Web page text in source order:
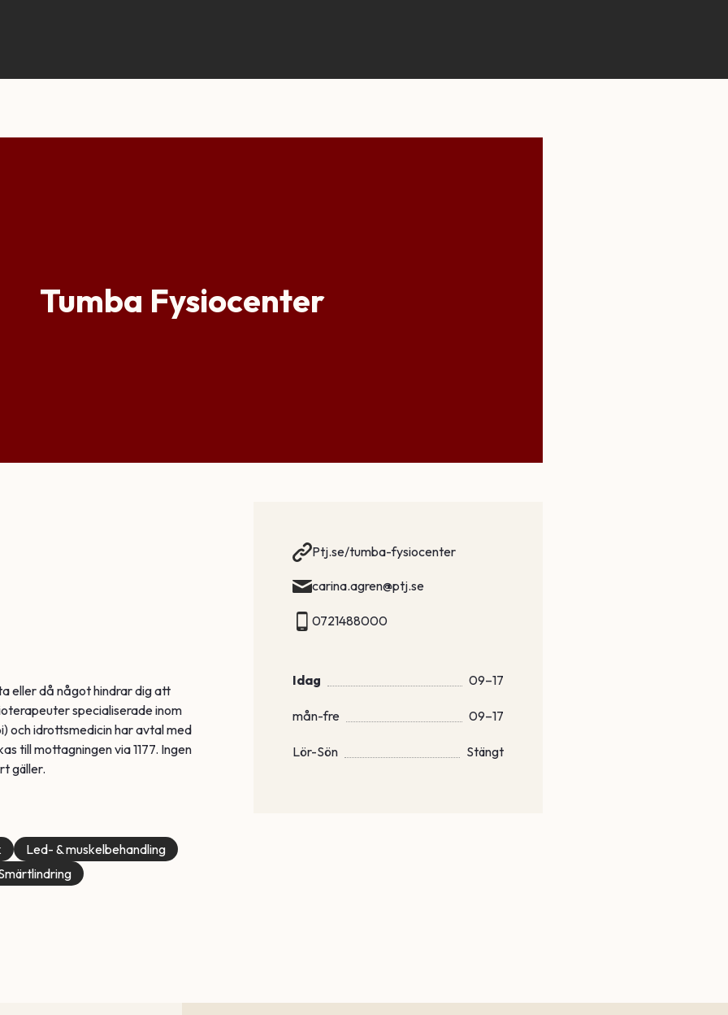
Tumba Fysiocenter
eller då något hindrar dig att
specialiserade inom
och idrottsmedicin har avtal med
till mottagningen via 1177. Ingen
gäller.
Led- & muskelbehandling
Ptj.se/tumba-fysiocenter
carina.agren@ptj.se
0721488000
Idag 09–17
mån-fre 09–17
Lör-Sön Stängt